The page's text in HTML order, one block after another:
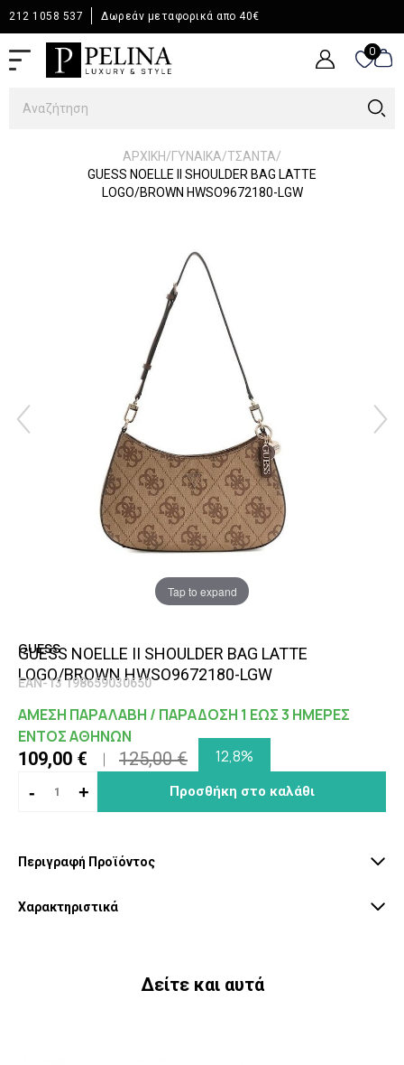
212 1058 537 Δωρεάν μεταφορικά απο 40€
0
0
ΑΡΧΙΚΉ/ΓΥΝΑΙΚΑ/ΤΣΑΝΤΑ/
GUESS NOELLE II SHOULDER BAG LATTE
LOGO/BROWN HWSO9672180-LGW
Tap to expand
GUESS
GUESS NOELLE II SHOULDER BAG LATTE
LOGO/BROWN HWSO9672180-LGW
EAN-13 198659030650
ΑΜΕΣΗ ΠΑΡΑΛΑΒΗ / ΠΑΡΑΔΟΣΗ 1 ΕΩΣ 3 ΗΜΕΡΕΣ
ΕΝΤΟΣ ΑΘΗΝΩΝ
109,00 € 125,00 €
12,8%
-
+ Προσθήκη στο καλάθι
Περιγραφή Προϊόντος
Χαρακτηριστικά
Δείτε και αυτά